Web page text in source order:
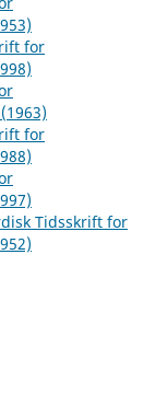
for
for
Tidsskrift for